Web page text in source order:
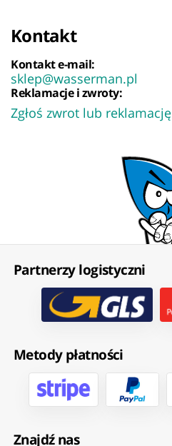
Kontakt
Kontakt e-mail:
sklep@wasserman.pl
Reklamacje i zwroty:
Zgłoś zwrot lub reklamację
Partnerzy logistyczni
Metody płatności
Znajdź nas